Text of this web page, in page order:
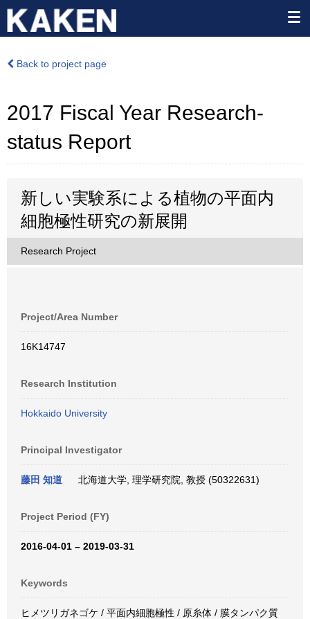
Back to project page
2017 Fiscal Year Research-
status Report
新しい実験系による植物の平面内
細胞極性研究の新展開
Research Project
Project/Area Number
16K14747
Research Institution
Hokkaido University
Principal Investigator
藤田 知道 北海道大学, 理学研究院, 教授 (50322631)
Project Period (FY)
2016-04-01 – 2019-03-31
Keywords
ヒメツリガネゴケ / 平面内細胞極性 / 原糸体 / 膜タンパク質